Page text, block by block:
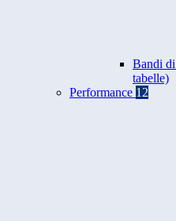
Bandi
tabelle)
Performance 12